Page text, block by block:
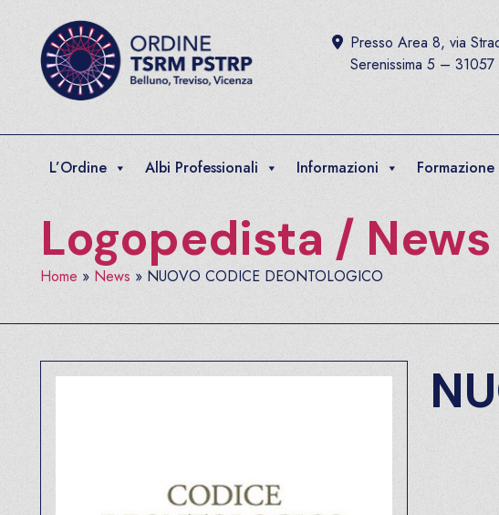
Presso Area 8, via
Serenissima 5 – 31057
L’Ordine Albi Professionali Informazioni Formazione
Logopedista / News
Home » News » NUOVO CODICE DEONTOLOGICO